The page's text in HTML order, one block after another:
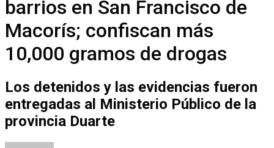
barrios en San Francisco de
Macorís; confiscan más
10,000 gramos de drogas
Los detenidos y las evidencias fueron
entregadas al Ministerio Público de la
provincia Duarte